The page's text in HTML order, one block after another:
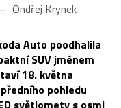
Ondřej Krynek
Auto poodhalila
SUV jménem
18. května
pohledu
světlomety s osmi